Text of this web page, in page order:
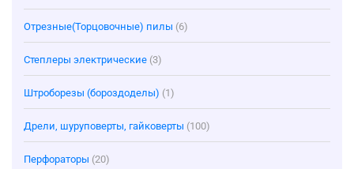
Отрезные(Торцовочные) пилы (6)
Степлеры электрические (3)
Штроборезы (бороздоделы) (1)
Дрели, шуруповерты, гайковерты (100)
Перфораторы (20)